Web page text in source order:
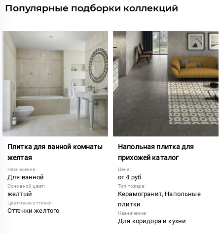
Популярные подборки коллекций
Плитка для ванной комнаты
желтая
Назначение:
Для ванной
Основной цвет:
желтый
Цветовые оттенки:
Оттенки желтого
Напольная плитка для
прихожей каталог
Цена:
от 4 руб.
Тип товара:
Керамогранит, Напольные
плитки
Назначение:
Для коридора и кухни